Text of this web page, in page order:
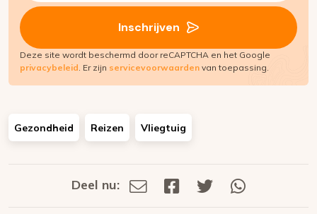
(Vereist)
Inschrijven
Deze site wordt beschermd door reCAPTCHA en het Google
privacybeleid. Er zijn servicevoorwaarden van toepassing.
Gezondheid Reizen Vliegtuig
Deel
Deel nu:
Deel
Deel
Deel